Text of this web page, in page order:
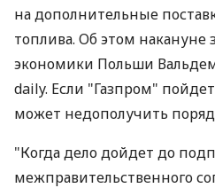
на дополнительные
топлива. Об этом накануне
экономики Польши
daily. Если "Газпром"
может недополучить
"Когда дело дойдет до
межправительственного